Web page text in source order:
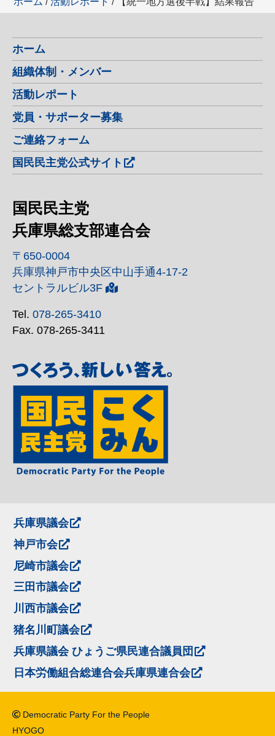
ホーム
組織体制・メンバー
活動レポート
党員・サポーター募集
ご連絡フォーム
国民民主党公式サイト
国民民主党
兵庫県総支部連合会
〒650-0004
兵庫県神戸市中央区中山手通4-17-2
セントラルビル3F
Tel. 078-265-3410
Fax. 078-265-3411
兵庫県議会
神戸市会
尼崎市議会
三田市議会
川西市議会
猪名川町議会
兵庫県議会 ひょうご県民連合議員団
日本労働組合総連合会兵庫県連合会
Democratic Party For the People
HYOGO